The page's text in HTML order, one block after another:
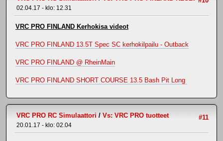
02.04.17 - klo: 12.31
VRC PRO FINLAND Kerhokisa videot
VRC PRO FINLAND 13.5T Spec SC kerhokilpailu - Outback
VRC PRO FINLAND @ RheinMain
VRC PRO FINLAND SHORT COURSE 13.5 Bash Pit Long
#11
VRC PRO RC Simulaattori / Vs: VRC PRO tuotteet
20.01.17 - klo: 02.04